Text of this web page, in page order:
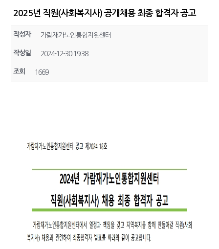
2025년 직원(사회복지사) 공개채용 최종 합격자 공고
작성자 가람재가노인통합지원센터
작성일 2024-12-30 19:38
조회 1669